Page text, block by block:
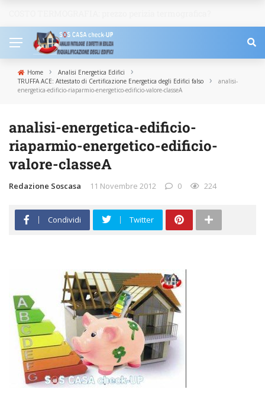
Home › Analisi Energetica Edifici ›
TRUFFA ACE: Attestato di Certificazione Energetica degli Edifici falso ›
analisi-
energetica-edificio-riaparmio-energetico-edificio-valore-classeA
analisi-energetica-edificio-
riaparmio-energetico-edificio-
valore-classeA
Redazione Soscasa 11 Novembre 2012 0 224
Condividi Twitter